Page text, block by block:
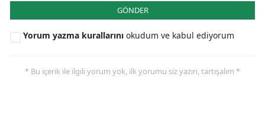
GÖNDER
Yorum yazma kurallarını okudum ve kabul ediyorum
* Bu içerik ile ilgili yorum yok, ilk yorumu siz yazın, tartışalım *